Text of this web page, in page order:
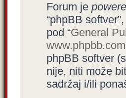
Forum je
“phpBB
pod “General
www.phpbb.com
phpBB softver
nije, niti može
sadržaj i/ili